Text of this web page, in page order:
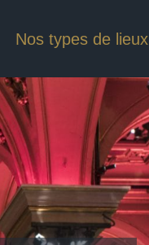
Nos types de lieux